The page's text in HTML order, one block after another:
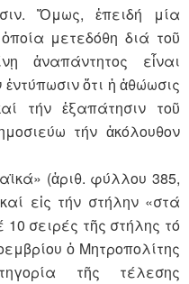
Ὅμως, ἐπειδή μία
μετεδόθη διά τοῦ
ἀναπάντητος εἶναι
ὅτι ἡ ἀθώωσις
τήν ἐξαπάτησιν τοῦ
τήν ἀκόλουθον
(ἀριθ. φύλλου 385,
εἰς τήν στήλην «στά
σειρές τῆς στήλης τό
ὁ Μητροπολίτης
τῆς τέλεσης